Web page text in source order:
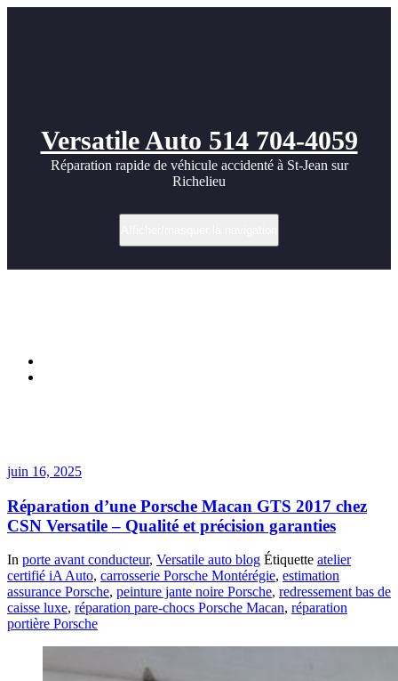
Versatile Auto 514 704-4059
Réparation rapide de véhicule accidenté à St-Jean sur
Richelieu
juin 16, 2025
Réparation d’une Porsche Macan GTS 2017 chez
CSN Versatile – Qualité et précision garanties
In porte avant conducteur, Versatile auto blog Étiquette atelier
certifié iA Auto, carrosserie Porsche Montérégie, estimation
assurance Porsche, peinture jante noire Porsche, redressement bas de
caisse luxe, réparation pare-chocs Porsche Macan, réparation
portière Porsche